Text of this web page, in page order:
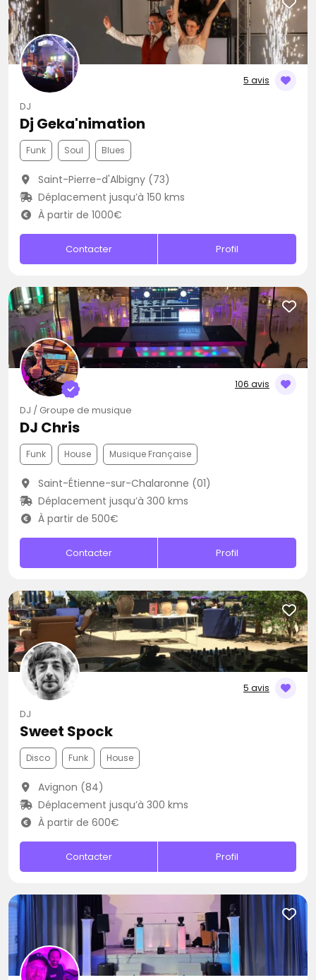
5 avis
DJ
Dj Geka'nimation
Funk Soul Blues
Saint-Pierre-d'Albigny (73)
Déplacement jusqu’à 150 kms
À partir de 1000€
Contacter Profil
106 avis
DJ / Groupe de musique
DJ Chris
Funk House Musique Française
Saint-Étienne-sur-Chalaronne (01)
Déplacement jusqu’à 300 kms
À partir de 500€
Contacter Profil
5 avis
DJ
Sweet Spock
Disco Funk House
Avignon (84)
Déplacement jusqu’à 300 kms
À partir de 600€
Contacter Profil